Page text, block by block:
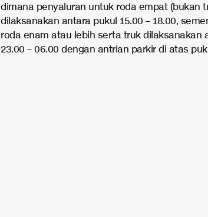
dimana penyaluran untuk roda empat (bukan
dilaksanakan antara pukul 15.00 – 18.00,
roda enam atau lebih serta truk dilaksanakan
23.00 – 06.00 dengan antrian parkir di atas